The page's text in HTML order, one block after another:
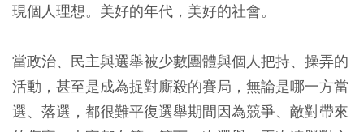
現個人理想。美好的年代，美好的社會。
當政治、民主與選舉被少數團體與個人把持、操弄的
活動，甚至是成為捉對廝殺的賽局，無論是哪一方當
選、落選，都很難平復選舉期間因為競爭、敵對帶來